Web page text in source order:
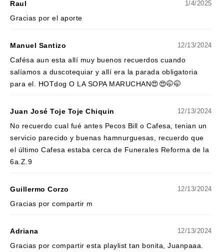
Raul 1/4/2025
Gracias por el aporte
Manuel Santizo 12/13/2024
Cafésa aun esta allí muy buenos recuerdos cuando
salíamos a duscotequiar y allí era la parada obligatoria
para el. HOTdog O LA SOPA MARUCHAN😍😍🤭🤭
Juan José Toje Toje Chiquin 12/13/2024
No recuerdo cual fué antes Pecos Bill o Cafesa, tenian un
servicio parecido y buenas hamnurguesas, recuerdo que
el último Cafesa estaba cerca de Funerales Reforma de la
6a.Z.9
Guillermo Corzo 12/13/2024
Gracias por compartir m
Adriana 12/13/2024
Gracias por compartir esta playlist tan bonita, Juanpaaa.